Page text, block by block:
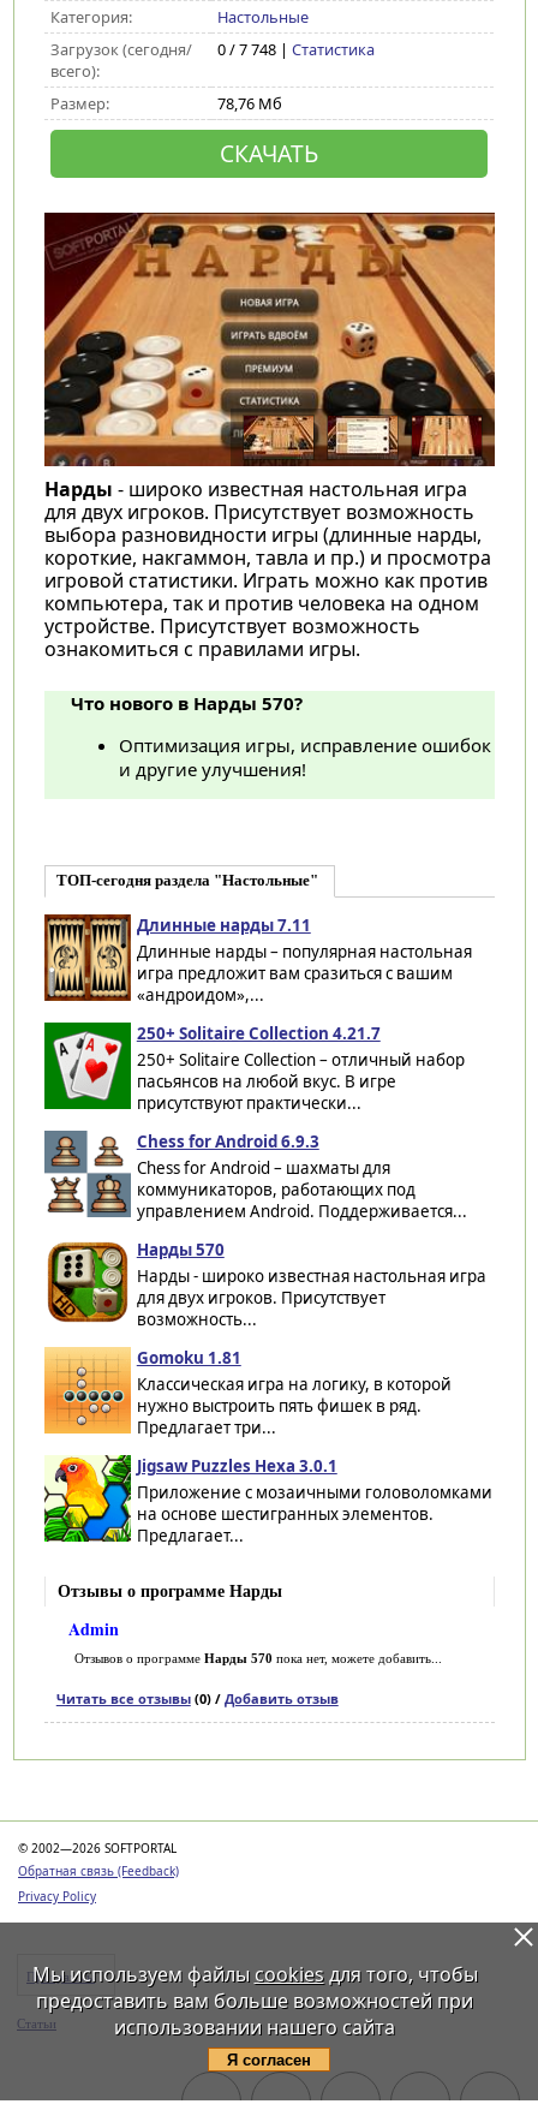
Категория:
Настольные
Загрузок (сегодня/
всего):
0 / 7 748 | Статистика
Размер: 78,76 Мб
СКАЧАТЬ
Нарды - широко известная настольная игра
для двух игроков. Присутствует возможность
выбора разновидности игры (длинные нарды,
короткие, накгаммон, тавла и пр.) и просмотра
игровой статистики. Играть можно как против
компьютера, так и против человека на одном
устройстве. Присутствует возможность
ознакомиться с правилами игры.
Что нового в Нарды 570?
Оптимизация игры, исправление ошибок
и другие улучшения!
ТОП-сегодня раздела "Настольные"
Длинные нарды 7.11
Длинные нарды – популярная настольная
игра предложит вам сразиться с вашим
«андроидом»,...
250+ Solitaire Collection 4.21.7
250+ Solitaire Collection – отличный набор
пасьянсов на любой вкус. В игре
присутствуют практически...
Chess for Android 6.9.3
Chess for Android – шахматы для
коммуникаторов, работающих под
управлением Android. Поддерживается...
Нарды 570
Нарды - широко известная настольная игра
для двух игроков. Присутствует
возможность...
Gomoku 1.81
Классическая игра на логику, в которой
нужно выстроить пять фишек в ряд.
Предлагает три...
Jigsaw Puzzles Hexa 3.0.1
Приложение с мозаичными головоломками
на основе шестигранных элементов.
Предлагает...
Отзывы о программе Нарды
Admin
Отзывов о программе Нарды 570 пока нет, можете добавить...
Читать все отзывы(0) / Добавить отзыв
© 2002—2026 SOFTPORTAL
Обратная связь (Feedback)
Privacy Policy
Программы
Статьи
Мы используем файлы cookiesдля того, чтобы
предоставить вам больше возможностей при
использовании нашего сайта